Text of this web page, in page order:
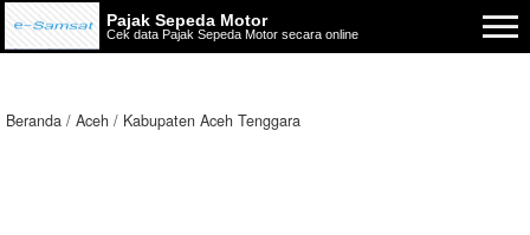
Pajak Sepeda Motor
Cek data Pajak Sepeda Motor secara online
Beranda Aceh Kabupaten Aceh Tenggara